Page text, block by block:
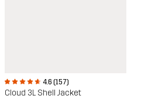
4.6 (157)
Cloud 3L Shell Jacket